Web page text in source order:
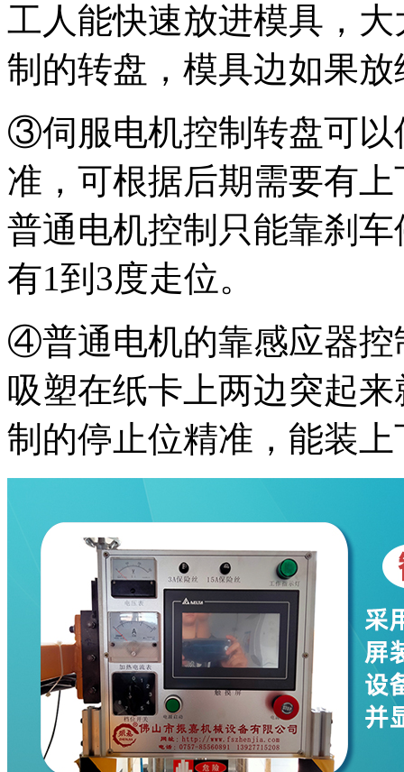
工人能快速放进模具，
制的转盘，模具边如果
③伺服电机控制转盘可以
准，可根据后期需要有
普通电机控制只能靠刹
有1到3度走位。
④普通电机的靠感应器控
吸塑在纸卡上两边突起
制的停止位精准，能装上